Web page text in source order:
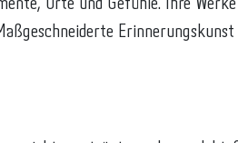
Orte und Gefühle. Ihre